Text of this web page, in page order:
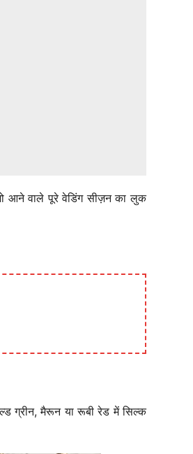
आने वाले पूरे वेडिंग सीज़न का लुक
ग्रीन, मैरून या रूबी रेड में सिल्क